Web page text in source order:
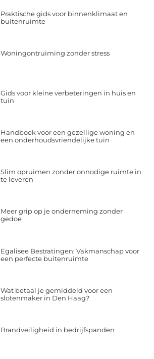
Praktische gids voor binnenklimaat en
buitenruimte
Woningontruiming zonder stress
Gids voor kleine verbeteringen in huis en
tuin
Handboek voor een gezellige woning en
een onderhoudsvriendelijke tuin
Slim opruimen zonder onnodige ruimte in
te leveren
Meer grip op je onderneming zonder
gedoe
Egalisee Bestratingen: Vakmanschap voor
een perfecte buitenruimte
Wat betaal je gemiddeld voor een
slotenmaker in Den Haag?
Brandveiligheid in bedrijfspanden